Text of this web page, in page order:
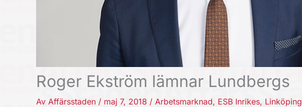
​Roger Ekström lämnar Lundbergs
Av Affärsstaden / maj 7, 2018 / Arbetsmarknad, ESB Inrikes, Linköping